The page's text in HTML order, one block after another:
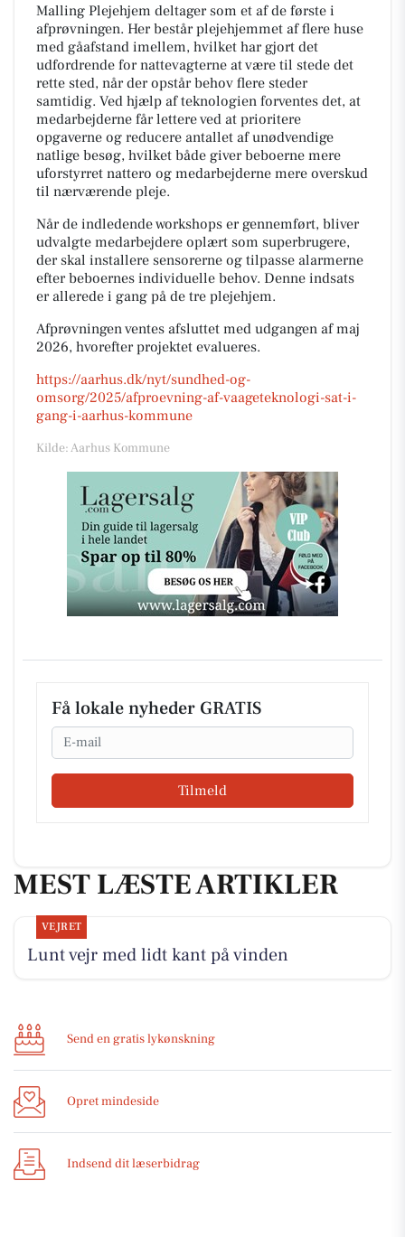
Malling Plejehjem deltager som et af de første i
afprøvningen. Her består plejehjemmet af flere huse
med gåafstand imellem, hvilket har gjort det
udfordrende for nattevagterne at være til stede det
rette sted, når der opstår behov flere steder
samtidig. Ved hjælp af teknologien forventes det, at
medarbejderne får lettere ved at prioritere
opgaverne og reducere antallet af unødvendige
natlige besøg, hvilket både giver beboerne mere
uforstyrret nattero og medarbejderne mere overskud
til nærværende pleje.
Når de indledende workshops er gennemført, bliver
udvalgte medarbejdere oplært som superbrugere,
der skal installere sensorerne og tilpasse alarmerne
efter beboernes individuelle behov. Denne indsats
er allerede i gang på de tre plejehjem.
Afprøvningen ventes afsluttet med udgangen af maj
2026, hvorefter projektet evalueres.
https://aarhus.dk/nyt/sundhed-og-
omsorg/2025/afproevning-af-vaageteknologi-sat-i-
gang-i-aarhus-kommune
Kilde: Aarhus Kommune
Få lokale nyheder GRATIS
Email
Tilmeld
MEST LÆSTE ARTIKLER
VEJRET
Lunt vejr med lidt kant på vinden
Send en gratis lykønskning
Opret mindeside
Indsend dit læserbidrag